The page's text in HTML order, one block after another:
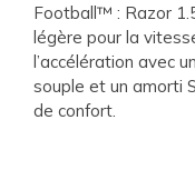
Football™ : Razor
légère pour la
l’accélération avec
souple et un amorti
de confort.